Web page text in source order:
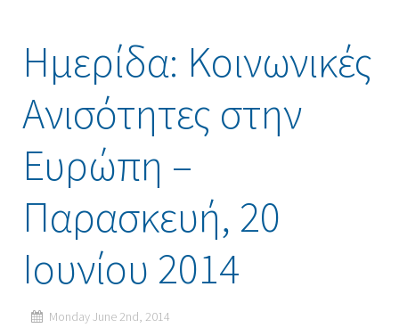
Ημερίδα: Κοινωνικές
Ανισότητες στην
Ευρώπη –
Παρασκευή, 20
Ιουνίου 2014
Monday June 2nd, 2014